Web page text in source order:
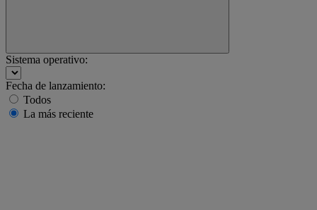
Sistema operativo:
Fecha de lanzamiento:
Todos
La más reciente